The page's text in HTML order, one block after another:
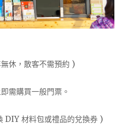
休，散客不需預約 )
需購買一般門票。
DIY 材料包或禮品的兌換券 )